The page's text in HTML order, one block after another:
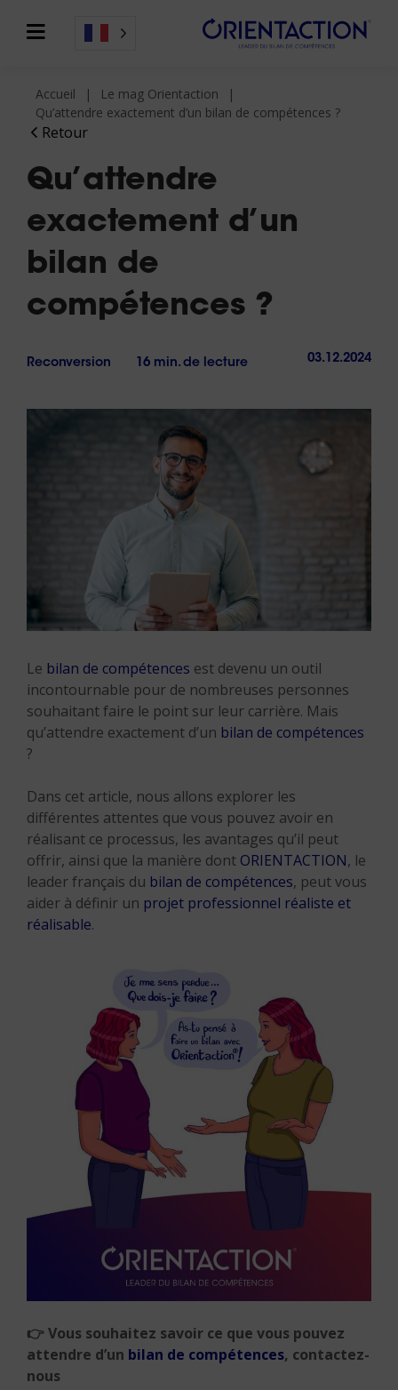
Retour
Accueil
Le mag Orientaction
Qu’attendre exactement d’un bilan de compétences ?
Qu’attendre
exactement d’un
bilan de
compétences ?
Reconversion 16 min. de lecture 03.12.2024
Le bilan de compétences est devenu un outil
incontournable pour de nombreuses personnes
souhaitant faire le point sur leur carrière. Mais
qu’attendre exactement d’un bilan de compétences
?
Dans cet article, nous allons explorer les
différentes attentes que vous pouvez avoir en
réalisant ce processus, les avantages qu’il peut
offrir, ainsi que la manière dont ORIENTACTION, le
leader français du bilan de compétences, peut vous
aider à définir un projet professionnel réaliste et
réalisable.
👉Vous souhaitez savoir ce que vous pouvez
attendre d’un bilan de compétences, contactez-
nous